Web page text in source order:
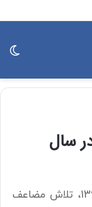
سال
هدف و رویکرد بیمه دانا در سال 1398، تلاش مضاعف